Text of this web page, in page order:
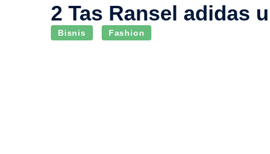
2 Tas Ransel adidas
Bisnis Fashion